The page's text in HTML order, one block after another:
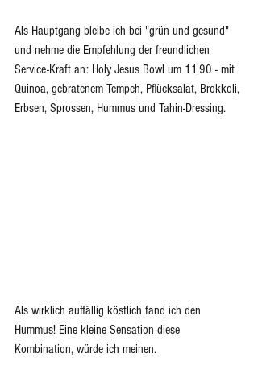
Als Hauptgang bleibe ich bei "grün und gesund"
und nehme die Empfehlung der freundlichen
Service-Kraft an: Holy Jesus Bowl um 11,90 - mit
Quinoa, gebratenem Tempeh, Pflücksalat, Brokkoli,
Erbsen, Sprossen, Hummus und Tahin-Dressing.
Als wirklich auffällig köstlich fand ich den
Hummus! Eine kleine Sensation diese
Kombination, würde ich meinen.